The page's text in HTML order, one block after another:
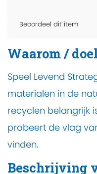
Beoordeel dit item
Waarom /
Speel Levend
materialen in de
recyclen belangrijk
probeert de vlag
vinden.
Beschrijving